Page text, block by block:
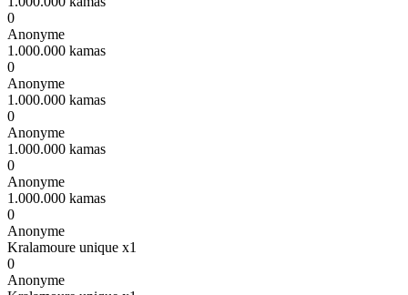
0
Anonyme
1.000.000 kamas
0
Anonyme
1.000.000 kamas
0
Anonyme
1.000.000 kamas
0
Anonyme
1.000.000 kamas
0
Anonyme
Kralamoure unique x1
0
Anonyme